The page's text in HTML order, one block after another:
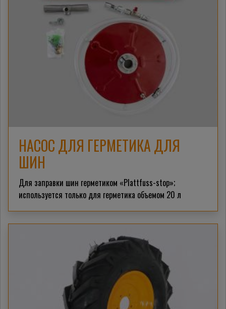
НАСОС ДЛЯ ГЕРМЕТИКА ДЛЯ
ШИН
Для заправки шин герметиком «Plattfuss-stop»;
используется только для герметика объемом 20 л